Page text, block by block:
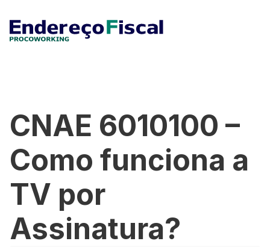
CNAE 6010100 –
Como funciona a
TV por
Assinatura?